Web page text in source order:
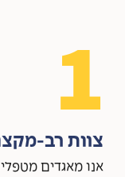
1
צוות רב-
אנו מאגדים